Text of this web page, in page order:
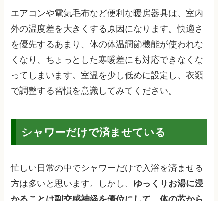
エアコンや電気毛布など便利な暖房器具は、室内
外の温度差を大きくする原因になります。快適さ
を優先するあまり、体の体温調節機能が使われな
くなり、ちょっとした寒暖差にも対応できなくな
ってしまいます。室温を少し低めに設定し、衣類
で調整する習慣を意識してみてください。
シャワーだけで済ませている
忙しい日常の中でシャワーだけで入浴を済ませる
方は多いと思います。しかし、 ゆっくりお湯に浸